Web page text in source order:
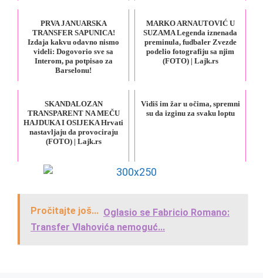
PRVA JANUARSKA
TRANSFER SAPUNICA!
Izdaja kakvu odavno nismo
videli: Dogovorio sve sa
Interom, pa potpisao za
Barselonu!
MARKO ARNAUTOVIĆ U
SUZAMA Legenda iznenada
preminula, fudbaler Zvezde
podelio fotografiju sa njim
(FOTO) | Lajk.rs
SKANDALOZAN
TRANSPARENT NA MEČU
HAJDUKA I OSIJEKA Hrvati
nastavljaju da provociraju
(FOTO) | Lajk.rs
Vidiš im žar u očima, spremni
su da izginu za svaku loptu
Pročitajte još... Oglasio se Fabricio Romano:
Transfer Vlahovića nemoguć...